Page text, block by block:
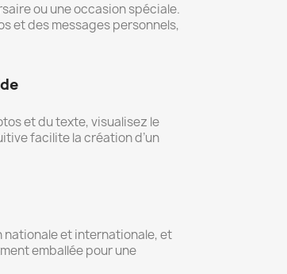
ou une occasion spéciale.
et des messages personnels,
et du texte, visualisez le
facilite la création d’un
nationale et internationale, et
emballée pour une